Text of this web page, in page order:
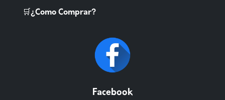
🛒¿Como Comprar?
Facebook